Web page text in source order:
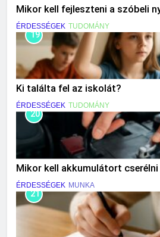
Mikor kell fejleszteni a szóbeli
ÉRDESSÉGEK TUDOMÁNY
19
Ki találta fel az iskolát?
ÉRDESSÉGEK TUDOMÁNY
20
Mikor kell akkumulátort
ÉRDESSÉGEK MUNKA
21